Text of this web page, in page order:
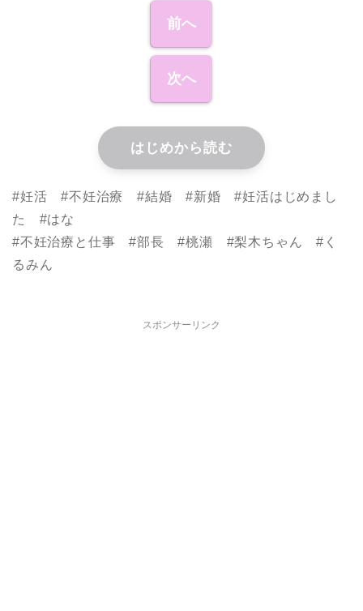
前へ
次へ
はじめから読む
#妊活 #不妊治療 #結婚 #新婚 #妊活はじめまし
た #はな
#不妊治療と仕事 #部長 #桃瀬 #梨木ちゃん #く
るみん
スポンサーリンク